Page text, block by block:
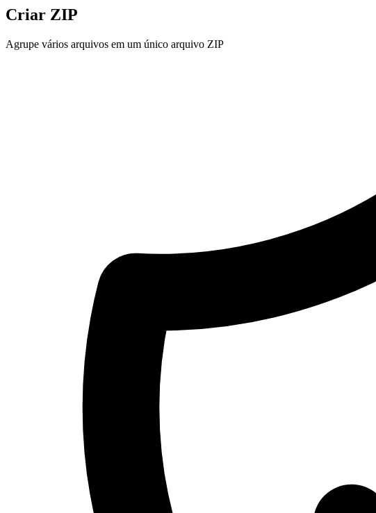
Criar ZIP
Agrupe vários arquivos em um único arquivo ZIP